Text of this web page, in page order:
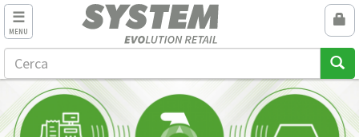
MENU